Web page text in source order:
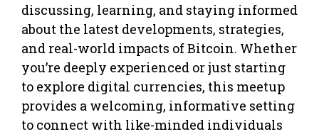
discussing, learning, and staying informed
about the latest developments, strategies,
and real-world impacts of Bitcoin. Whether
you’re deeply experienced or just starting
to explore digital currencies, this meetup
provides a welcoming, informative setting
to connect with like-minded individuals